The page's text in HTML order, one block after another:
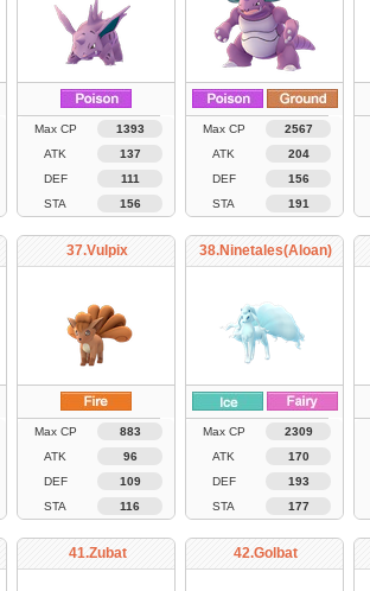
Max CP
1393
ATK
137
DEF
111
STA
156
Max CP
2567
ATK
204
DEF
156
STA
191
37.Vulpix
Max CP
883
ATK
96
DEF
109
STA
116
38.Ninetales(Aloan)
Max CP
2309
ATK
170
DEF
193
STA
177
41.Zubat 42.Golbat